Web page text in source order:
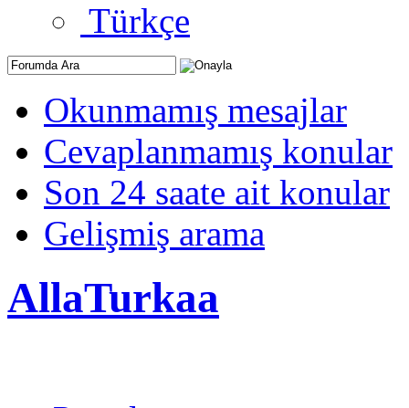
Türkçe
Okunmamış mesajlar
Cevaplanmamış konular
Son 24 saate ait konular
Gelişmiş arama
AllaTurkaa